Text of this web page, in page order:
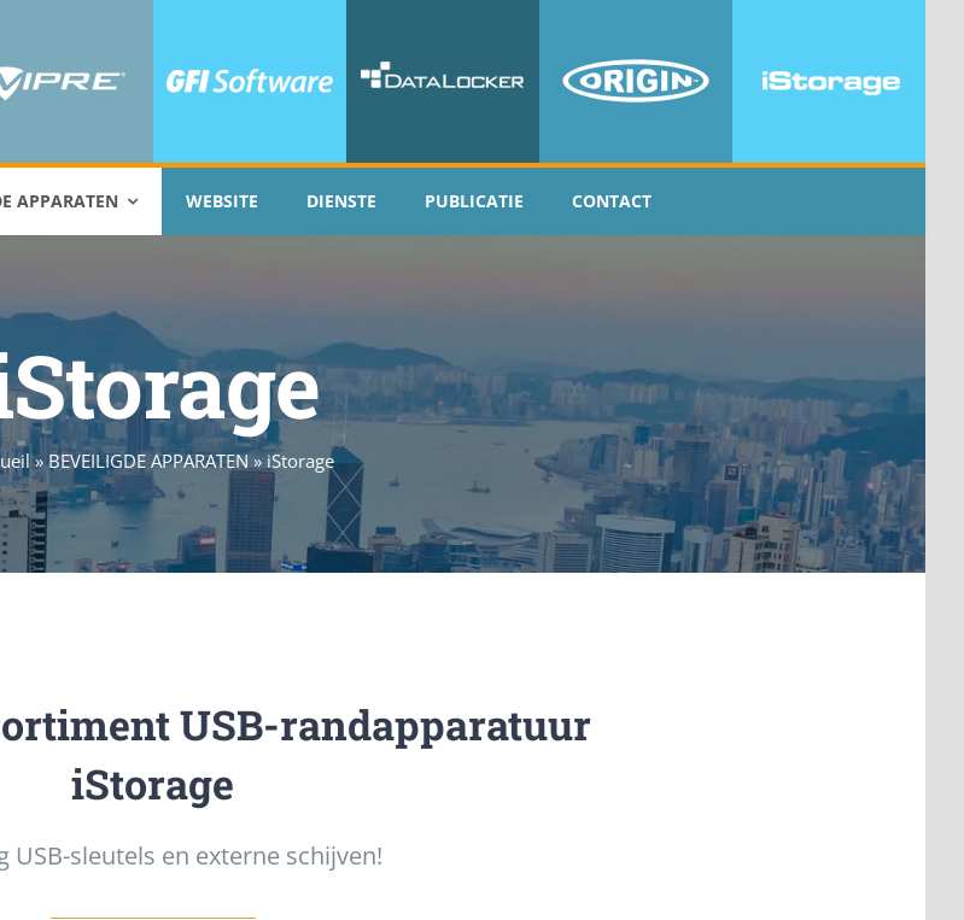
APPARATEN WEBSITE DIENSTE PUBLICATIE CONTACT
»BEVEILIGDE APPARATEN» iStorage
USB-randapparatuur
iStorage
USB-sleutels en externe schijven!